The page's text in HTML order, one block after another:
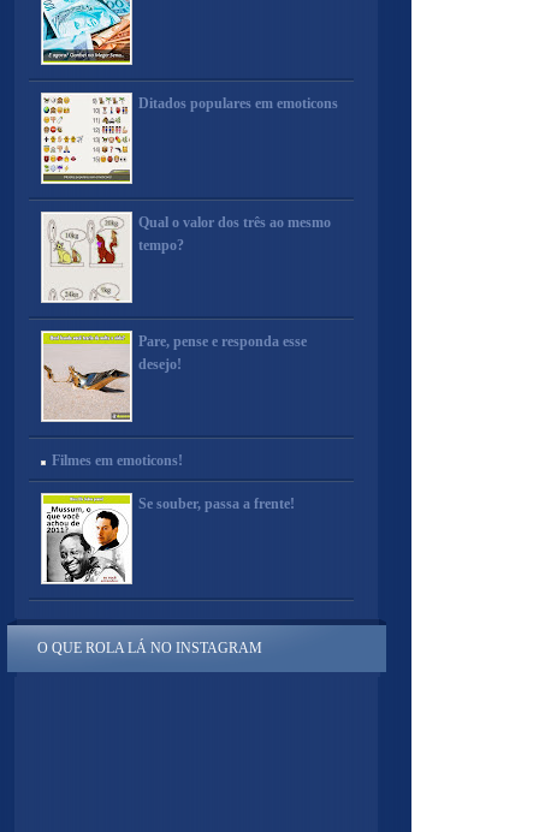
Ditados populares em emoticons
Qual o valor dos três ao mesmo
tempo?
Pare, pense e responda esse
desejo!
Filmes em emoticons!
Se souber, passa a frente!
O QUE ROLA LÁ NO INSTAGRAM